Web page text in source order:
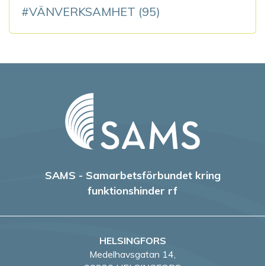
VÄNVERKSAMHET (95)
SAMS - Samarbetsförbundet kring
funktionshinder rf
HELSINGFORS
Medelhavsgatan 14,